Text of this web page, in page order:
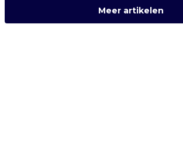
Meer artikelen